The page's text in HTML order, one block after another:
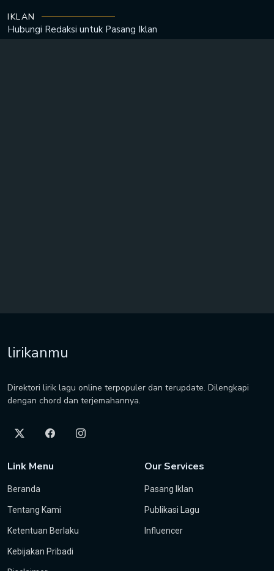
IKLAN
Hubungi Redaksi untuk Pasang Iklan
lirikanmu
Direktori lirik lagu online terpopuler dan terupdate. Dilengkapi
dengan chord dan terjemahannya.
Link Menu
Beranda
Tentang Kami
Ketentuan Berlaku
Kebijakan Pribadi
Our Services
Pasang Iklan
Publikasi Lagu
Influencer